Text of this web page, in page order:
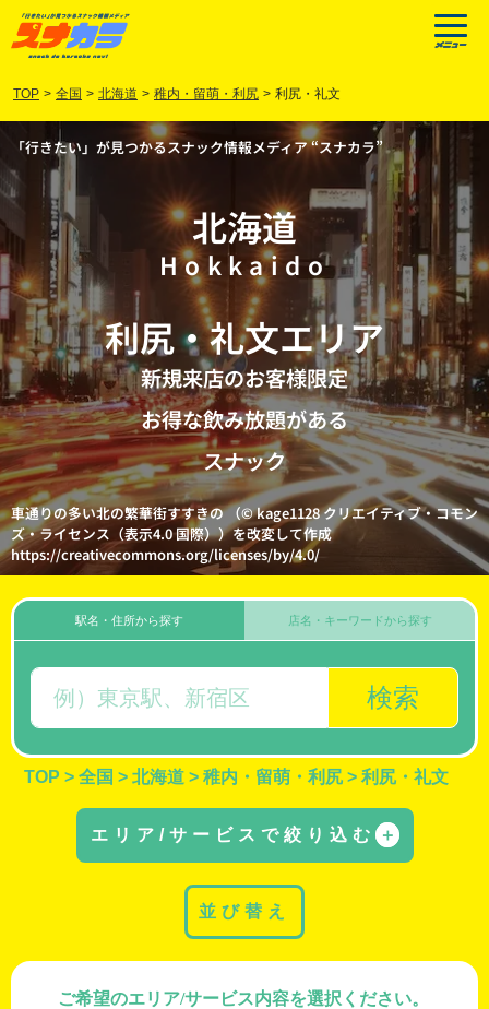
TOP > 全国 > 北海道 > 稚内・留萌・利尻 > 利尻・礼文
「行きたい」が見つかるスナック情報メディア “スナカラ”
北海道
Hokkaido
利尻・礼文エリア
新規来店のお客様限定
お得な飲み放題がある
スナック
車通りの多い北の繁華街すすきの （© kage1128 クリエイティブ・コモン
ズ・ライセンス（表示4.0 国際））を改変して作成
https://creativecommons.org/licenses/by/4.0/
駅名・住所から探す
検索
店名・キーワードから探す
TOP > 全国 > 北海道 > 稚内・留萌・利尻 > 利尻・礼文
エリア/サービスで絞り込む ＋
ご希望のエリア/サービス内容を選択ください。
並び替え